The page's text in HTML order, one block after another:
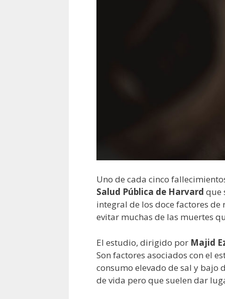
Uno de cada cinco
Salud Pública de Harvard que
integral de los doce factores
evitar muchas de las muertes
El estudio, dirigido por Majid
Son factores asociados con el
consumo elevado de sal y bajo
de vida pero que suelen dar